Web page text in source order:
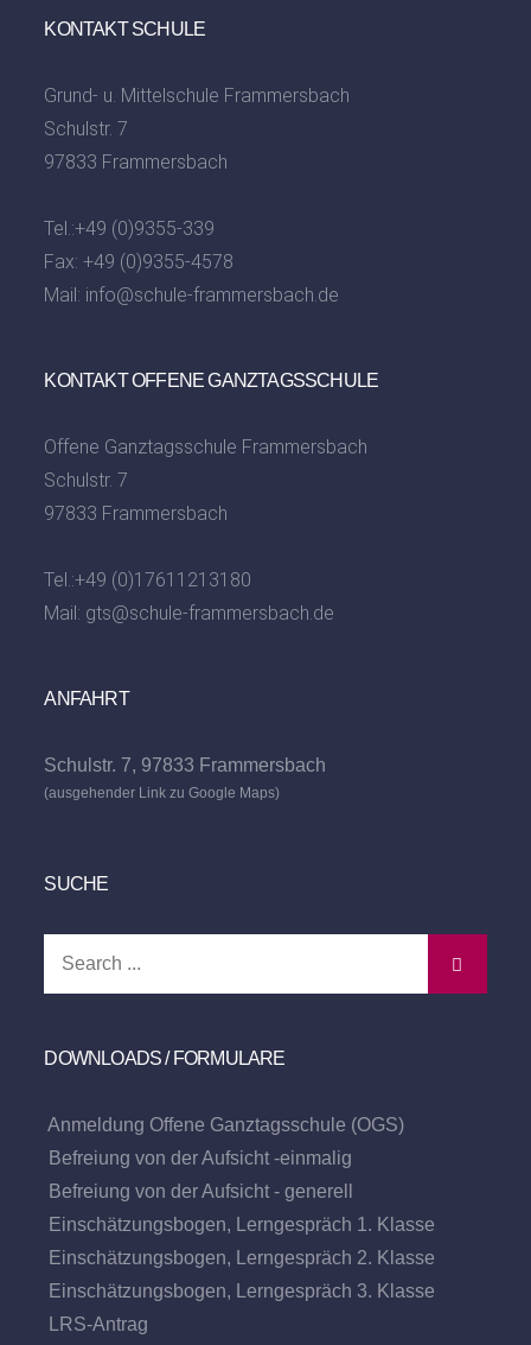
KONTAKT SCHULE
Grund- u. Mittelschule Frammersbach
Schulstr. 7
97833 Frammersbach
Tel.:+49 (0)9355-339
Fax: +49 (0)9355-4578
Mail: info@schule-frammersbach.de
KONTAKT OFFENE GANZTAGSSCHULE
Offene Ganztagsschule Frammersbach
Schulstr. 7
97833 Frammersbach
Tel.:+49 (0)17611213180
Mail: gts@schule-frammersbach.de
ANFAHRT
Schulstr. 7, 97833 Frammersbach
(ausgehender Link zu Google Maps)
SUCHE
DOWNLOADS / FORMULARE
Anmeldung Offene Ganztagsschule (OGS)
Befreiung von der Aufsicht -einmalig
Befreiung von der Aufsicht - generell
Einschätzungsbogen, Lerngespräch 1. Klasse
Einschätzungsbogen, Lerngespräch 2. Klasse
Einschätzungsbogen, Lerngespräch 3. Klasse
LRS-Antrag